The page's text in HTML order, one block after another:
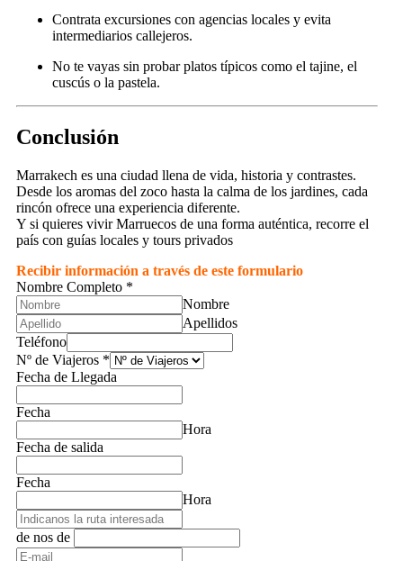
Contrata excursiones con agencias locales y evita
intermediarios callejeros.
No te vayas sin probar platos típicos como el tajine, el
cuscús o la pastela.
Conclusión
Marrakech es una ciudad llena de vida, historia y contrastes.
Desde los aromas del zoco hasta la calma de los jardines, cada
rincón ofrece una experiencia diferente.
Y si quieres vivir Marruecos de una forma auténtica, recorre el
país con guías locales y tours privados
Recibir información a través de este formulario
Nombre Completo *
Nombre
Apellidos
Teléfono
Nº de Viajeros *
Fecha de Llegada
Fecha
Hora
Fecha de salida
Fecha
Hora
de nos de